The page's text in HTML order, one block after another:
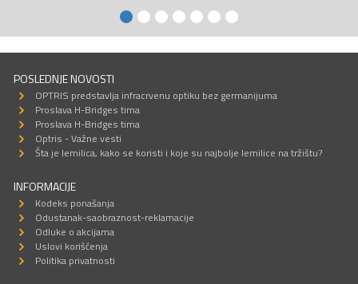
POSLEDNJE NOVOSTI
OPTRIS predstavlja infracrvenu optiku bez germanijuma
Proslava H-Bridges tima
Proslava H-Bridges tima
Optris - Važne vesti
Šta je lemilica, kako se koristi i koje su najbolje lemilice na tržištu?
INFORMACIJE
Kodeks ponašanja
Odustanak-saobraznost-reklamacije
Odluke o akcijama
Uslovi korišćenja
Politika privatnosti